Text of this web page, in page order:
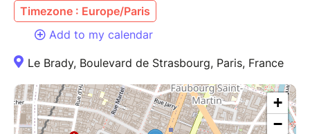
Timezone : Europe/Paris
Add to my calendar
Le Brady, Boulevard de Strasbourg, Paris, France
+
−